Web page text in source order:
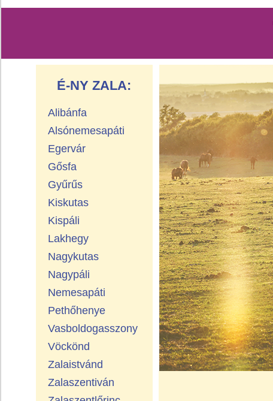
É-NY ZALA:
Alibánfa
Alsónemesapáti
Egervár
Gősfa
Gyűrűs
Kiskutas
Kispáli
Lakhegy
Nagykutas
Nagypáli
Nemesapáti
Pethőhenye
Vasboldogasszony
Vöckönd
Zalaistvánd
Zalaszentiván